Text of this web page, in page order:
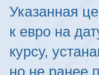
Указанная
к евро на
курсу,
но не ранее